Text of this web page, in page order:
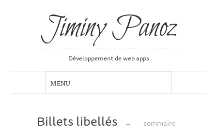
Jiminy Panoz
Développement de web apps
Billets libellés → sommaire